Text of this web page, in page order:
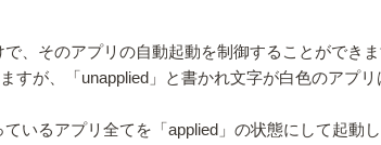
、そのアプリの自動起動を制御することができま
すが、「unapplied」と書かれ文字が白色のアプ
いるアプリ全てを「applied」の状態にして起動